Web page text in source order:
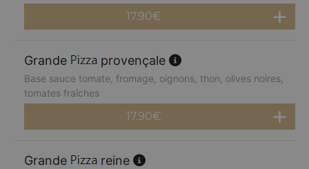
17.90€
Grande provençale
Base sauce tomate, fromage, oignons, thon, olives noires,
tomates fraîches
17.90€
Grande reine